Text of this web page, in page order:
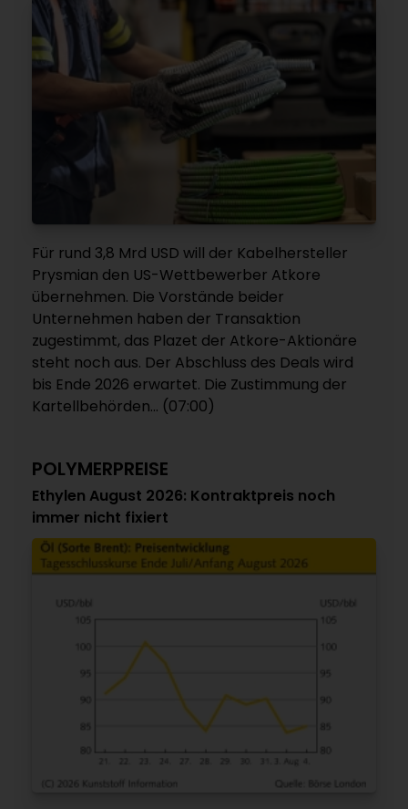
Für rund 3,8 Mrd USD will der Kabelhersteller
Prysmian den US-Wettbewerber Atkore
übernehmen. Die Vorstände beider
Unternehmen haben der Transaktion
zugestimmt, das Plazet der Atkore-Aktionäre
steht noch aus. Der Abschluss des Deals wird
bis Ende 2026 erwartet. Die Zustimmung der
Kartellbehörden... (07:00)
POLYMERPREISE
Ethylen August 2026: Kontraktpreis noch
immer nicht fixiert